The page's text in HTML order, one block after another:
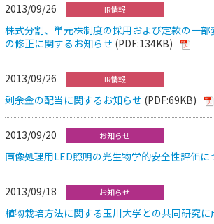
2013/09/26 IR情報
株式分割、単元株制度の採用および定款の一
の修正に関するお知らせ (PDF:134KB)
2013/09/26 IR情報
剰余金の配当に関するお知らせ (PDF:69KB)
2013/09/20 お知らせ
画像処理用LED照明の光生物学的安全性評価に
2013/09/18 お知らせ
植物栽培方法に関する玉川大学との共同研究に